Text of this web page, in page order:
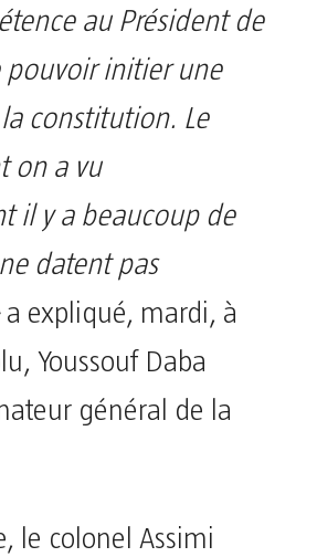
au Président de
pouvoir initier une
constitution. Le
on a vu
il y a beaucoup de
datent pas
a expliqué, mardi, à
Youssouf Daba
général de la
le colonel Assimi